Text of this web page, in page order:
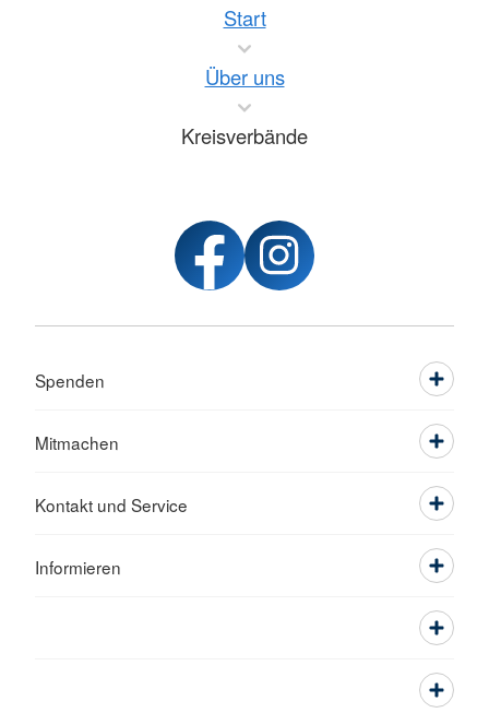
Start
Über uns
Kreisverbände
Spenden
Mitmachen
Kontakt und Service
Informieren